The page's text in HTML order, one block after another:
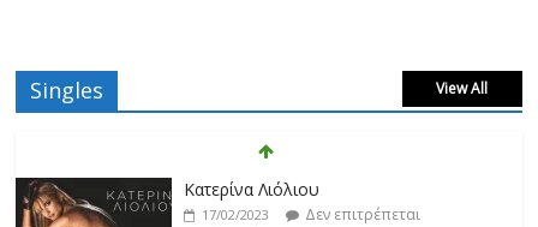
Singles View All
Κατερίνα Λιόλιου
17/02/2023
Δεν επιτρέπεται